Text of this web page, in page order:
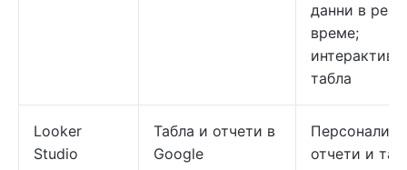
данни в
време;
табла
Looker
Studio
Табла и отчети в
Google
отчети и